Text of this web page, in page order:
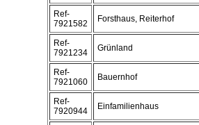
Ref-
7921582
Forsthaus, Reiterhof
Ref-
7921234
Grünland
Ref-
7921060
Bauernhof
Ref-
7920944
Einfamilienhaus